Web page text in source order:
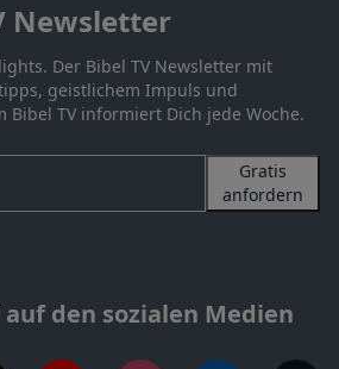
Newsletter
Der Bibel TV Newsletter mit
geistlichem Impuls und
Bibel TV informiert Dich jede Woche.
Gratis
anfordern
auf den sozialen Medien